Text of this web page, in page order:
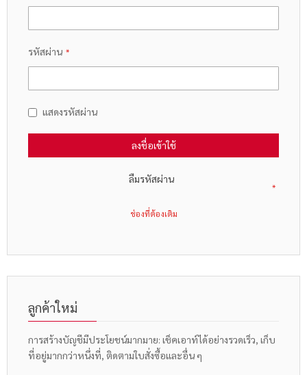
รหัสผ่าน
แสดงรหัสผ่าน
ลงชื่อเข้าใช้
ลืมรหัสผ่าน
ลูกค้าใหม่
การสร้างบัญชีมีประโยชน์มากมาย: เช็คเอาท์ได้อย่างรวดเร็ว, เก็บ
ที่อยู่มากกว่าหนึ่งที่, ติดตามใบสั่งซื้อและอื่น ๆ